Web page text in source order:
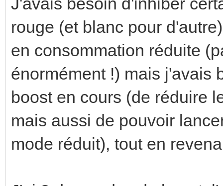
rouge (et blanc pour
en consommation réduite
énormément !) mais j'avais
boost en cours (de réduire
mais aussi de pouvoir
mode réduit), tout en